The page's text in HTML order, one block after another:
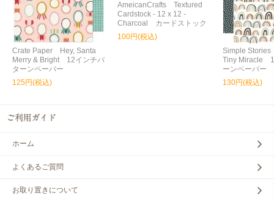
Crate Paper Hey, Santa
Merry & Bright 12インチパ
ターンペーパー
125円(税込)
AmeicanCrafts Textured
Cardstock - 12 x 12 -
Charcoal カードストック
100円(税込)
Simple
Tiny Miracle
ーンペーパー
130円(税込)
ホーム
よくあるご質問
お取り置きについて